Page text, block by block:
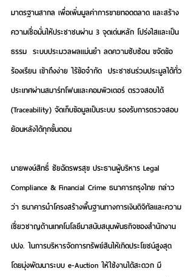
มาตรฐานสากล เพื่อเพิ่มมูลค่าการขายทอดตลาด และสร้าง
ความเชื่อมั่นให้ประชาชนผ่าน 3 จุดเด่นหลัก โปร่งใสและเป็น
ธรรม ระบบประมวลผลแม่นยำ ลดความซับซ้อน ขจัดข้อ
ร้องเรียน เข้าถึงง่าย ไร้ข้อจำกัด ประชาชนร่วมประมูลได้ทั่ว
ประเทศผ่านสมาร์ทโฟนและคอมพิวเตอร์ ตรวจสอบได้
(Traceability) จัดเก็บข้อมูลเป็นระบบ รองรับการตรวจสอบ
ย้อนหลังได้ทุกขั้นตอน
นายพงษ์สิทธิ์ ชัยฉัตรพรสุข ประธานผู้บริหาร Legal
Compliance & Financial Crime ธนาคารกรุงไทย กล่าว
ว่า ธนาคารนำโครงสร้างพื้นฐานทางการเงินดิจิทัลและความ
เชี่ยวชาญด้านเทคโนโลยีมาสนับสนุนพันธกิจของสำนักงาน
ปปง. ในการบริหารจัดการทรัพย์สินให้เกิดประโยชน์สูงสุด
โดยมุ่งพัฒนาระบบ e-Auction ให้ใช้งานได้สะดวก มี